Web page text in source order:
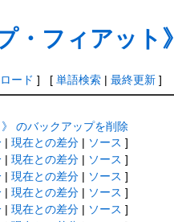
・フィアット》
ード ] [ 単語検索| 最終更新]
のバックアップを削除
| 現在との差分| ソース ]
| 現在との差分| ソース ]
| 現在との差分| ソース ]
| 現在との差分| ソース ]
| 現在との差分| ソース ]